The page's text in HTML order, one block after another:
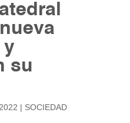
y
su
| SOCIEDAD